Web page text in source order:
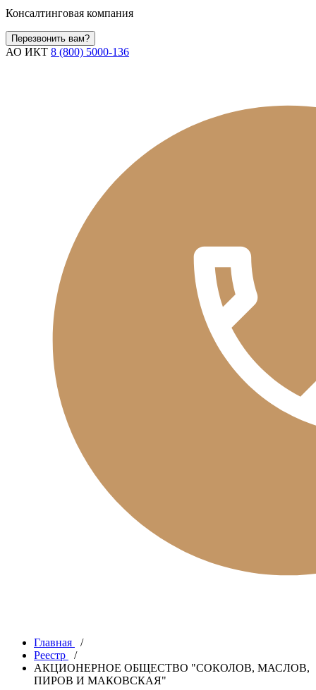
Консалтинговая компания
Перезвонить вам?
АО ИКТ 8 (800) 5000-136
Главная
/
Реестр
/
АКЦИОНЕРНОЕ ОБЩЕСТВО "СОКОЛОВ, МАСЛОВ,
ПИРОВ И МАКОВСКАЯ"